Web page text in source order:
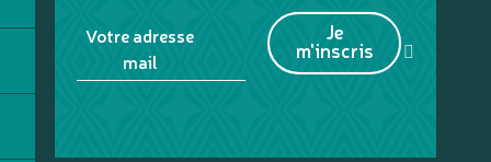
Votre adresse
mail
Je
m'inscris